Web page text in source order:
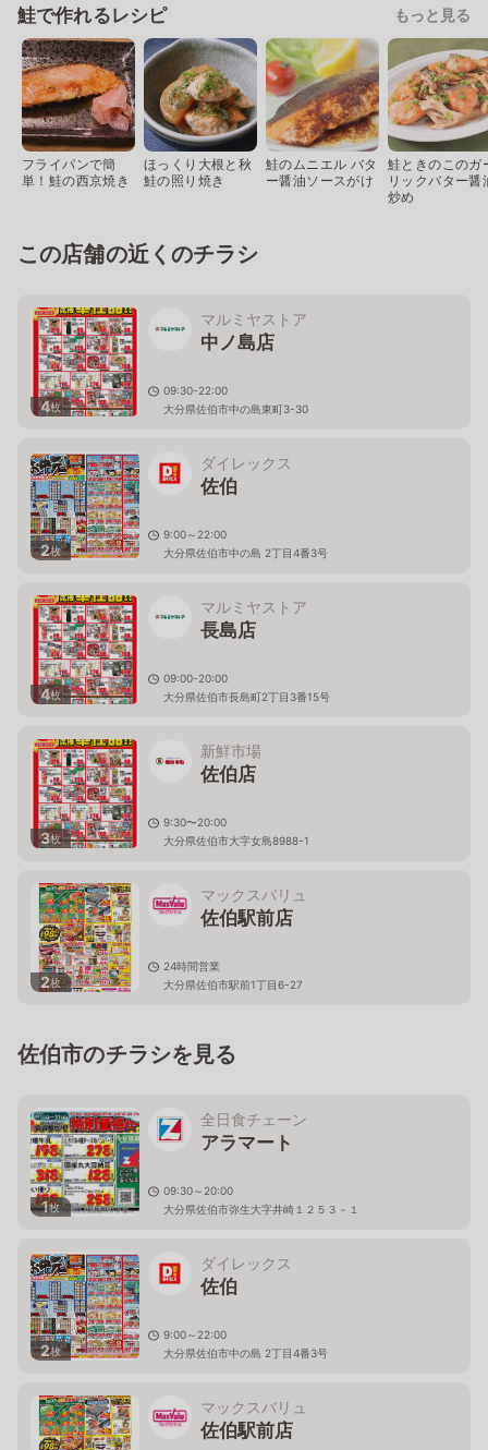
鮭で作れるレシピ もっと見る
フライパンで簡
単！鮭の西京焼き
ほっくり大根と秋
鮭の照り焼き
鮭のムニエル バタ
ー醤油ソースがけ
鮭ときのこのガ
リックバター醤
炒め
この店舗の近くのチラシ
4枚
マルミヤストア
中ノ島店
09:30-22:00
大分県佐伯市中の島東町3-30
2枚
ダイレックス
佐伯
9:00～22:00
大分県佐伯市中の島 2丁目4番3号
4枚
マルミヤストア
長島店
09:00-20:00
大分県佐伯市長島町2丁目3番15号
3枚
新鮮市場
佐伯店
9:30〜20:00
大分県佐伯市大字女島8988-1
2枚
マックスバリュ
佐伯駅前店
24時間営業
大分県佐伯市駅前1丁目6-27
佐伯市のチラシを見る
1枚
全日食チェーン
アラマート
09:30～20:00
大分県佐伯市弥生大字井崎１２５３－１
2枚
ダイレックス
佐伯
9:00～22:00
大分県佐伯市中の島 2丁目4番3号
マックスバリュ
佐伯駅前店